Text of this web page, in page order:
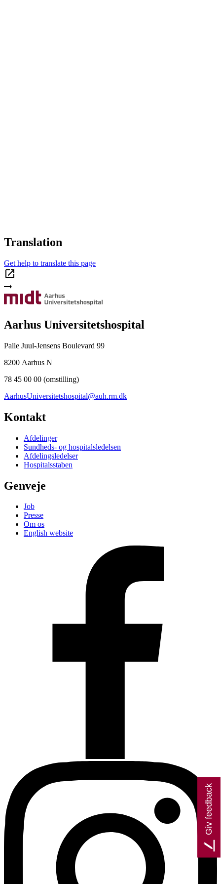
Translation
Get help to translate this page
Aarhus Universitetshospital
Palle Juul-Jensens Boulevard 99
8200 Aarhus N
78 45 00 00 (omstilling)
AarhusUniversitetshospital@auh.rm.dk
Kontakt
Afdelinger
Sundheds- og hospitalsledelsen
Afdelingsledelser
Hospitalsstaben
Genveje
Job
Presse
Om os
English website
Giv feedback